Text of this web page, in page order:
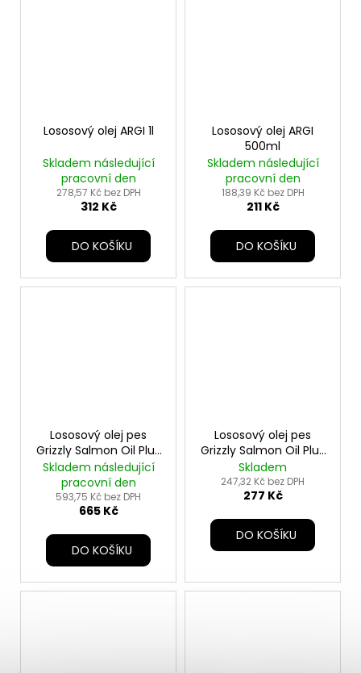
Lososový olej ARGI 1l
Skladem následující
pracovní den
278,57 Kč bez DPH
312 Kč
DO KOŠÍKU
Lososový olej ARGI
500ml
Skladem následující
pracovní den
188,39 Kč bez DPH
211 Kč
DO KOŠÍKU
Lososový olej pes
Grizzly Salmon Oil Plus
1000ml
Skladem následující
pracovní den
593,75 Kč bez DPH
665 Kč
DO KOŠÍKU
Lososový olej pes
Grizzly Salmon Oil Plus
250ml
Skladem
247,32 Kč bez DPH
277 Kč
DO KOŠÍKU